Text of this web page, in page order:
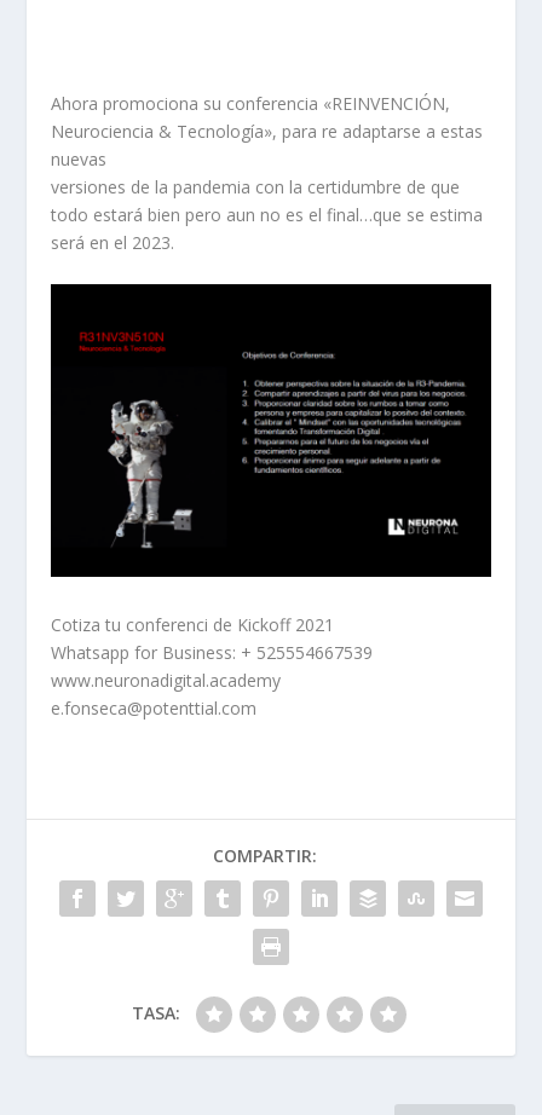
Ahora promociona su conferencia «REINVENCIÓN,
Neurociencia & Tecnología», para re adaptarse a estas
nuevas
versiones de la pandemia con la certidumbre de que
todo estará bien pero aun no es el final…que se estima
será en el 2023.
Cotiza tu conferenci de Kickoff 2021
Whatsapp for Business: + 525554667539
www.neuronadigital.academy
e.fonseca@potenttial.com
COMPARTIR:
TASA: